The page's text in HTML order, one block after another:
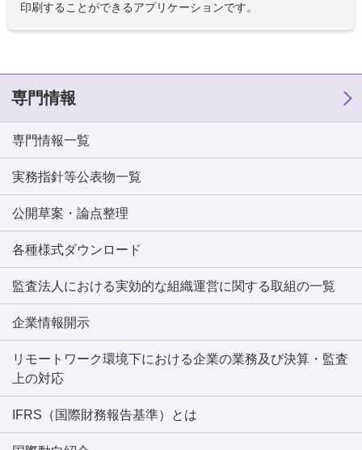
印刷することができるアプリケーションです。
専門情報
専門情報一覧
実務指針等公表物一覧
公開草案・論点整理
各種様式ダウンロード
監査法人における実効的な組織運営に関する取組の一覧
企業情報開示
リモートワーク環境下における企業の業務及び決算・監査
上の対応
IFRS（国際財務報告基準）とは